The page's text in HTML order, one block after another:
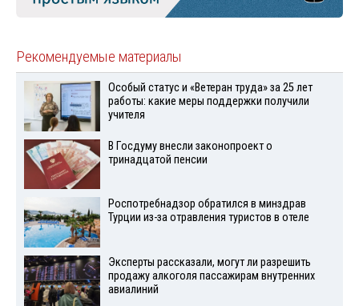
Рекомендуемые материалы
Особый статус и «Ветеран труда» за 25 лет
работы: какие меры поддержки получили
учителя
В Госдуму внесли законопроект о
тринадцатой пенсии
Роспотребнадзор обратился в минздрав
Турции из-за отравления туристов в отеле
Эксперты рассказали, могут ли разрешить
продажу алкоголя пассажирам внутренних
авиалиний